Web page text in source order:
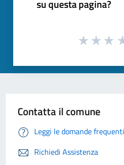
su questa pagina?
Contatta il comune
Leggi le domande frequenti
Richiedi Assistenza